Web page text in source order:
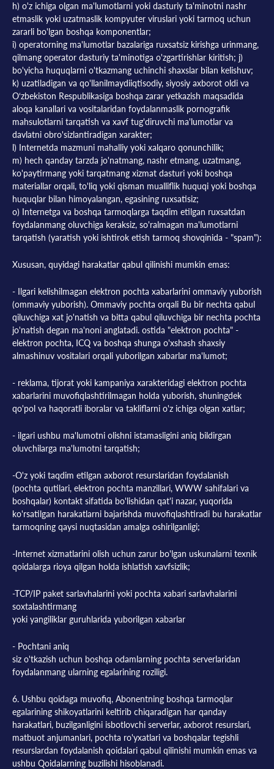
h) o'z ichiga olgan ma'lumotlarni yoki dasturiy ta'minotni nashr
etmaslik yoki uzatmaslik kompyuter viruslari yoki tarmoq uchun
zararli bo'lgan boshqa komponentlar;
i) operatorning ma'lumotlar bazalariga ruxsatsiz kirishga urinmang,
qilmang operator dasturiy ta'minotiga o'zgartirishlar kiritish; j)
bo'yicha huquqlarni o'tkazmang uchinchi shaxslar bilan kelishuv;
k) uzatiladigan va qo'llanilmaydiiqtisodiy, siyosiy axborot oldi va
O‘zbekiston Respublikasiga boshqa zarar yetkazish maqsadida
aloqa kanallari va vositalaridan foydalanmaslik pornografik
mahsulotlarni tarqatish va xavf tug'diruvchi ma'lumotlar va
davlatni obro'sizlantiradigan xarakter;
l) Internetda mazmuni mahalliy yoki xalqaro qonunchilik;
m) hech qanday tarzda jo'natmang, nashr etmang, uzatmang,
ko'paytirmang yoki tarqatmang xizmat dasturi yoki boshqa
materiallar orqali, to'liq yoki qisman mualliflik huquqi yoki boshqa
huquqlar bilan himoyalangan, egasining ruxsatisiz;
o) Internetga va boshqa tarmoqlarga taqdim etilgan ruxsatdan
foydalanmang oluvchiga keraksiz, so'ralmagan ma'lumotlarni
tarqatish (yaratish yoki ishtirok etish tarmoq shovqinida - "spam"):
Xususan, quyidagi harakatlar qabul qilinishi mumkin emas:
- Ilgari kelishilmagan elektron pochta xabarlarini ommaviy yuborish
(ommaviy yuborish). Ommaviy pochta orqali Bu bir nechta qabul
qiluvchiga xat jo'natish va bitta qabul qiluvchiga bir nechta pochta
jo'natish degan ma'noni anglatadi. ostida "elektron pochta" -
elektron pochta, ICQ va boshqa shunga o'xshash shaxsiy
almashinuv vositalari orqali yuborilgan xabarlar ma'lumot;
- reklama, tijorat yoki kampaniya xarakteridagi elektron pochta
xabarlarini muvofiqlashtirilmagan holda yuborish, shuningdek
qo'pol va haqoratli iboralar va takliflarni o'z ichiga olgan xatlar;
- ilgari ushbu ma'lumotni olishni istamasligini aniq bildirgan
oluvchilarga ma'lumotni tarqatish;
-O'z yoki taqdim etilgan axborot resurslaridan foydalanish
(pochta qutilari, elektron pochta manzillari, WWW sahifalari va
boshqalar) kontakt sifatida bo'lishidan qat'i nazar, yuqorida
ko'rsatilgan harakatlarni bajarishda muvofiqlashtiradi bu harakatlar
tarmoqning qaysi nuqtasidan amalga oshirilganligi;
-Internet xizmatlarini olish uchun zarur bo'lgan uskunalarni texnik
qoidalarga rioya qilgan holda ishlatish xavfsizlik;
-TCP/IP paket sarlavhalarini yoki pochta xabari sarlavhalarini
soxtalashtirmang
yoki yangiliklar guruhlarida yuborilgan xabarlar
- Pochtani aniq
siz o'tkazish uchun boshqa odamlarning pochta serverlaridan
foydalanmang ularning egalarining roziligi.
6. Ushbu qoidaga muvofiq, Abonentning boshqa tarmoqlar
egalarining shikoyatlarini keltirib chiqaradigan har qanday
harakatlari, buzilganligini isbotlovchi serverlar, axborot resurslari,
matbuot anjumanlari, pochta ro'yxatlari va boshqalar tegishli
resurslardan foydalanish qoidalari qabul qilinishi mumkin emas va
ushbu Qoidalarning buzilishi hisoblanadi.